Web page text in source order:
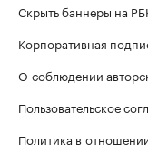
Скрыть баннеры на
Корпоративная
О соблюдении
Пользовательское
Политика в